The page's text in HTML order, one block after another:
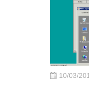
10/03/